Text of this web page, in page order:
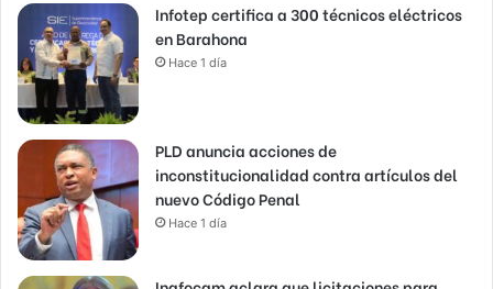
Infotep certifica a 300 técnicos eléctricos
en Barahona
Hace 1 día
PLD anuncia acciones de
inconstitucionalidad contra artículos del
nuevo Código Penal
Hace 1 día